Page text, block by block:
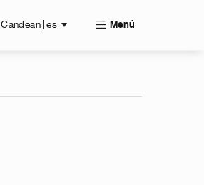
Candean | es Menú